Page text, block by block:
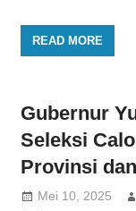
READ MORE
Gubernur
Seleksi
Provinsi
Mei 10, 2025